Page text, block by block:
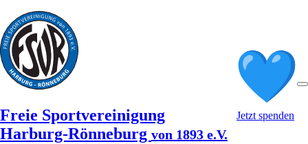
Freie Sportvereinigung
Harburg-Rönneburg von 1893 e.V.
Jetzt spenden